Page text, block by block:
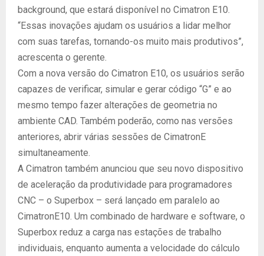
background, que estará disponível no Cimatron E10.
“Essas inovações ajudam os usuários a lidar melhor
com suas tarefas, tornando-os muito mais produtivos”,
acrescenta o gerente.
Com a nova versão do Cimatron E10, os usuários serão
capazes de verificar, simular e gerar código “G” e ao
mesmo tempo fazer alterações de geometria no
ambiente CAD. Também poderão, como nas versões
anteriores, abrir várias sessões de CimatronE
simultaneamente.
A Cimatron também anunciou que seu novo dispositivo
de aceleração da produtividade para programadores
CNC – o Superbox – será lançado em paralelo ao
CimatronE10. Um combinado de hardware e software, o
Superbox reduz a carga nas estações de trabalho
individuais, enquanto aumenta a velocidade do cálculo